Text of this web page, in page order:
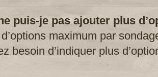
puis-je pas ajouter plus
maximum par
besoin d’indiquer plus